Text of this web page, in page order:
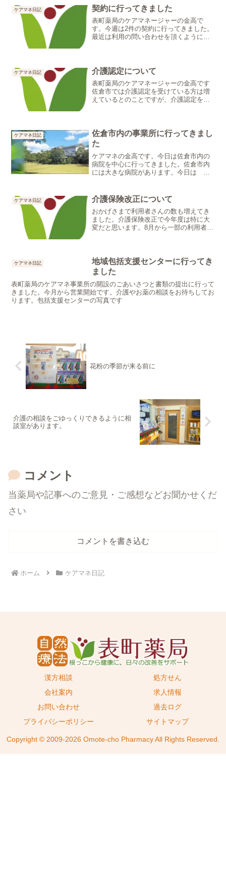
借りることができる物があるの...
ケアマネ日記 契約に行ってきました
表町薬局のケアマネージャーの金高で
す。今週は2件の契約に行ってきました。
最近は利用の問い合わせを頂くようにな
ケアマネ日記 介護認定について
表町薬局のケアマネージャーの金高です
佐倉市では介護認定を受けている方は増
えているとのことですが、介護認定を受
っていない方もいらっしゃ...
ケアマネ日記
佐倉市内の事業所に行ってきまし
た
ケアマネの金高です。今日は佐倉市内の
病院を中心に行ってきました。佐倉市内
には大きな病院があります。今日は 佐
できました。突然の訪問にも対応してい
ただきました。ありがとう...
ケアマネ日記 介護保険改正について
おかげさまで利用者さんの数も増えてき
ました。介護保険改正で今年度は特に大
変だと思います。8月から一部の利用者さ
さい。
ケアマネ日記
地域包括支援センターに行ってき
ました
表町薬局のケアマネ事業所の開設のごあいさつと書類の提出に行って
きました。今月から営業開始です。介護やお薬の相談をお待ちしてお
ります。包括支援センターの写真です
花粉の季節が来る前に
介護の相談をごゆっくりできるように相
談室があります。
コメント
当薬局や記事へのご意見・ご感想などお聞かせくだ
さい
コメントを書き込む
ホーム ケアマネ日記
漢方相談
処方せん
会社案内
求人情報
お問い合わせ
過去ログ
プライバシーポリシー
サイトマップ
Copyright © 2009-2026 Omote-cho Pharmacy All Rights Reserved.